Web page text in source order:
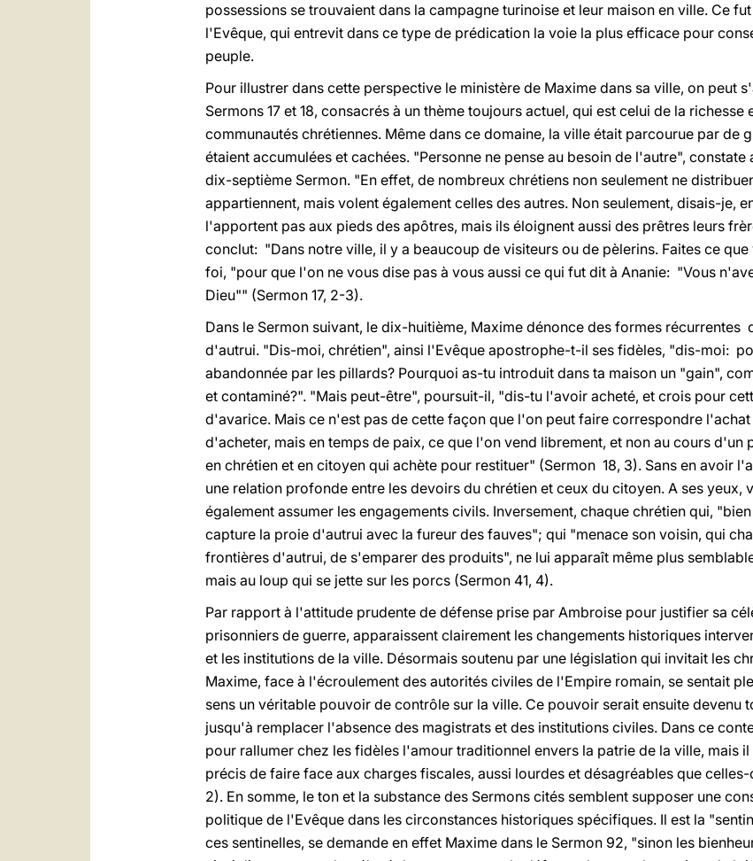
possessions se trouvaient dans la campagne turinoise et leur maison en ville. Ce
l'Evêque, qui entrevit dans ce type de prédication la voie la plus efficace pour
peuple.
Pour illustrer dans cette perspective le ministère de Maxime dans sa ville, on peut
Sermons 17 et 18, consacrés à un thème toujours actuel, qui est celui de la richesse
communautés chrétiennes. Même dans ce domaine, la ville était parcourue par de
étaient accumulées et cachées. "Personne ne pense au besoin de l'autre",
dix-septième Sermon. "En effet, de nombreux chrétiens non seulement ne
appartiennent, mais volent également celles des autres. Non seulement, disais-je,
l'apportent pas aux pieds des apôtres, mais ils éloignent aussi des prêtres leurs
conclut: "Dans notre ville, il y a beaucoup de visiteurs ou de pèlerins. Faites ce
foi, "pour que l'on ne vous dise pas à vous aussi ce qui fut dit à Ananie: "Vous
Dieu"" (Sermon 17, 2-3).
Dans le Sermon suivant, le dix-huitième, Maxime dénonce des formes
d'autrui. "Dis-moi, chrétien", ainsi l'Evêque apostrophe-t-il ses fidèles, "dis-moi:
abandonnée par les pillards? Pourquoi as-tu introduit dans ta maison un "gain",
et contaminé?". "Mais peut-être", poursuit-il, "dis-tu l'avoir acheté, et crois pour
d'avarice. Mais ce n'est pas de cette façon que l'on peut faire correspondre
d'acheter, mais en temps de paix, ce que l'on vend librement, et non au cours d'un
en chrétien et en citoyen qui achète pour restituer" (Sermon 18, 3). Sans en avoir
une relation profonde entre les devoirs du chrétien et ceux du citoyen. A ses yeux,
également assumer les engagements civils. Inversement, chaque chrétien qui,
capture la proie d'autrui avec la fureur des fauves"; qui "menace son voisin, qui
frontières d'autrui, de s'emparer des produits", ne lui apparaît même plus
mais au loup qui se jette sur les porcs (Sermon 41, 4).
Par rapport à l'attitude prudente de défense prise par Ambroise pour justifier sa
prisonniers de guerre, apparaissent clairement les changements historiques
et les institutions de la ville. Désormais soutenu par une législation qui invitait les
Maxime, face à l'écroulement des autorités civiles de l'Empire romain, se sentait
sens un véritable pouvoir de contrôle sur la ville. Ce pouvoir serait ensuite devenu
jusqu'à remplacer l'absence des magistrats et des institutions civiles. Dans ce
pour rallumer chez les fidèles l'amour traditionnel envers la patrie de la ville, mais
précis de faire face aux charges fiscales, aussi lourdes et désagréables que
2). En somme, le ton et la substance des Sermons cités semblent supposer une
politique de l'Evêque dans les circonstances historiques spécifiques. Il est la
ces sentinelles, se demande en effet Maxime dans le Sermon 92, "sinon les